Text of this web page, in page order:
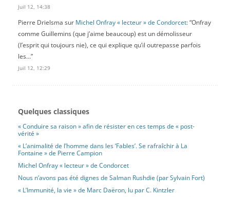
Juil 12, 14:38
Pierre Drielsma sur Michel Onfray « lecteur » de Condorcet: “Onfray
comme Guillemins (que j’aime beaucoup) est un démolisseur
(l’esprit qui toujours nie), ce qui explique qu’il outrepasse parfois
les…”
Juil 12, 12:29
Quelques classiques
« Conduire sa raison » afin de résister en ces temps de « post-
vérité »
« L’animalité de l’homme dans les ‘Fables’. Se rafraîchir à La
Fontaine » de Pierre Campion
Michel Onfray « lecteur » de Condorcet
Nous n’avons pas été dignes de Salman Rushdie (par Sylvain Fort)
« L’Immunité, la vie » de Marc Daëron, lu par C. Kintzler